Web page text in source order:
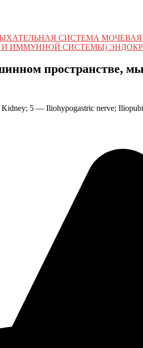
СИСТЕМА
ИММУННОЙ СИСТЕМЫ)
пространстве,
5 — Iliohypogastric nerve;